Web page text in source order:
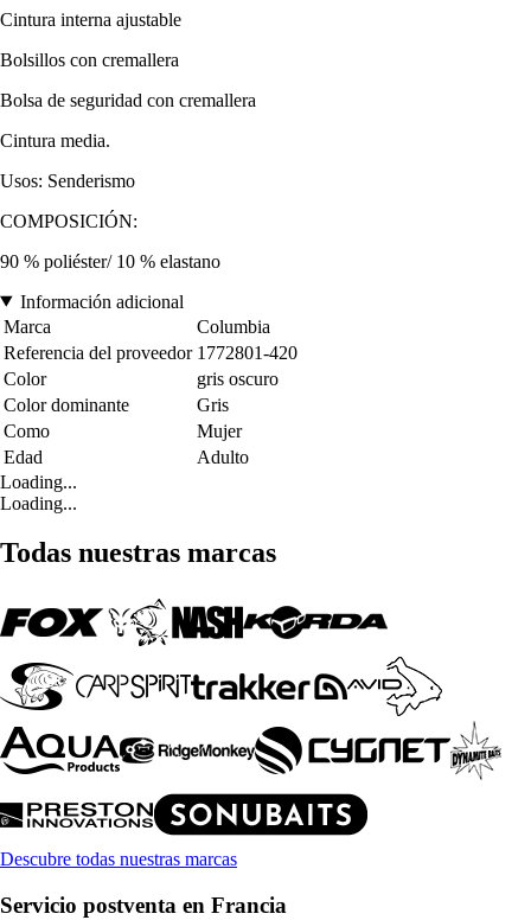
Cintura interna ajustable
Bolsillos con cremallera
Bolsa de seguridad con cremallera
Cintura media.
Usos: Senderismo
COMPOSICIÓN:
90 % poliéster/ 10 % elastano
Información adicional
Marca
Columbia
Referencia del proveedor 1772801-420
Color
gris oscuro
Color dominante
Gris
Como
Mujer
Edad
Adulto
Loading...
Loading...
Todas nuestras marcas
Descubre todas nuestras marcas
Servicio postventa en Francia